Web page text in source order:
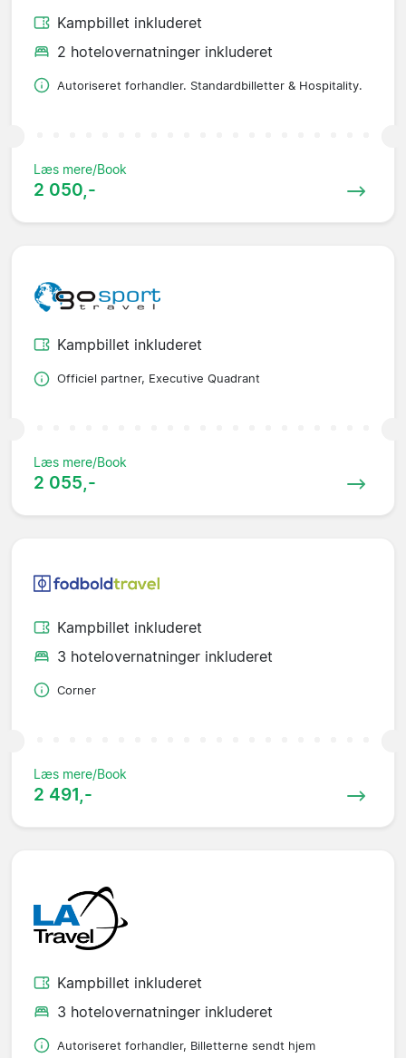
Kampbillet inkluderet
2 hotelovernatninger inkluderet
Autoriseret forhandler. Standardbilletter & Hospitality.
Læs mere/Book
2 050,-
Kampbillet inkluderet
Officiel partner, Executive Quadrant
Læs mere/Book
2 055,-
Kampbillet inkluderet
3 hotelovernatninger inkluderet
Corner
Læs mere/Book
2 491,-
Kampbillet inkluderet
3 hotelovernatninger inkluderet
Autoriseret forhandler, Billetterne sendt hjem